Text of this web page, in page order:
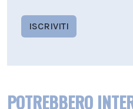
ISCRIVITI
POTREBBERO